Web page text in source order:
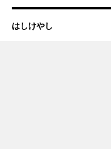
はしけやし